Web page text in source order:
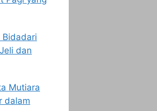
Bidadari
dan
Mutiara
dalam